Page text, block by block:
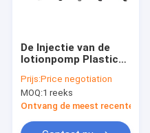
De Injectie van de
lotionpomp Plastic
Machinemz200md
Energie -
besparingsiso Ce
Prijs:Price negotiation
MOQ:1 reeks
Ontvang de meest recente Prijs